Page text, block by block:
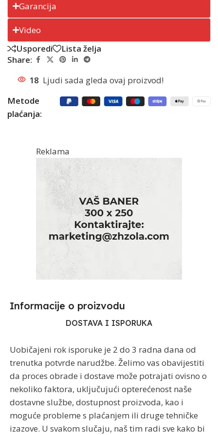
Garancija
Video
Usporedi
Lista želja
Share:
18 Ljudi sada gleda ovaj proizvod!
Metode
plaćanja:
Reklama
Informacije o proizvodu​
DOSTAVA I ISPORUKA
Uobičajeni rok isporuke je 2 do 3 radna dana od
trenutka potvrde narudžbe. Želimo vas obavijestiti
da proces obrade i dostave može potrajati ovisno o
nekoliko faktora, uključujući opterećenost naše
dostavne službe, dostupnost proizvoda, kao i
moguće probleme s plaćanjem ili druge tehničke
izazove. U svakom slučaju, naš tim radi sve kako bi